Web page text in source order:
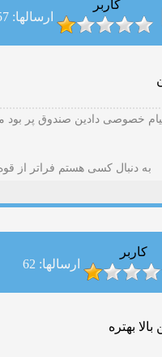
کاربر
ارسالها: 357
خصوصی دادین صندوق پر بود
به دنبال کسی هستم فراتر از
کاربر
ارسالها: 62
بهتره